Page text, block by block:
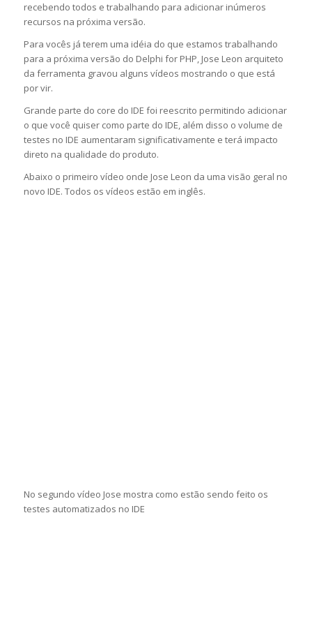
recebendo todos e trabalhando para adicionar inúmeros
recursos na próxima versão.
Para vocês já terem uma idéia do que estamos trabalhando
para a próxima versão do Delphi for PHP, Jose Leon arquiteto
da ferramenta gravou alguns vídeos mostrando o que está
por vir.
Grande parte do core do IDE foi reescrito permitindo adicionar
o que você quiser como parte do IDE, além disso o volume de
testes no IDE aumentaram significativamente e terá impacto
direto na qualidade do produto.
Abaixo o primeiro vídeo onde Jose Leon da uma visão geral no
novo IDE. Todos os vídeos estão em inglês.
No segundo vídeo Jose mostra como estão sendo feito os
testes automatizados no IDE